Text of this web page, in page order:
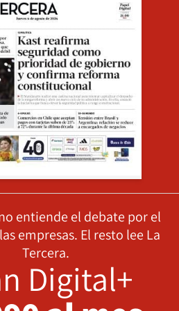
entiende el debate por el
empresas. El resto lee La
Tercera.
Digital+